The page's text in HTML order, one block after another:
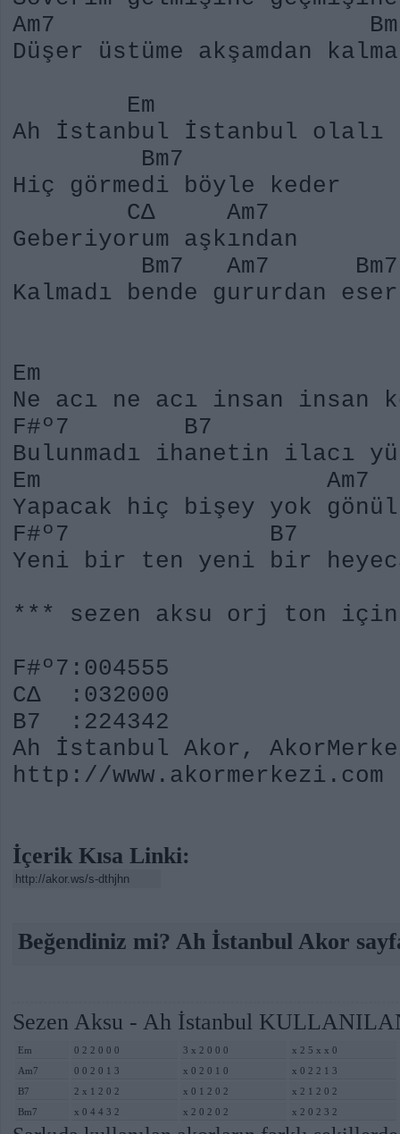
Am7
Düşer üstüme akşamdan
Em
Ah İstanbul İstanbul
Bm7
Hiç görmedi böyle
CΔ Am7
Geberiyorum
Bm7 Am7
Kalmadı bende gururdan
Em
Ne acı ne acı insan insan
F#º7 B7
Bulunmadı ihanetin ilacı
Em Am7
Yapacak hiç bişey yok
F#º7 B7
Yeni bir ten yeni bir
*** sezen aksu orj ton için
F#º7:004555
CΔ :032000
B7 :224342
Ah İstanbul Akor,
http://www.akormerkezi.com
İçerik Kısa Linki:
Beğendiniz mi? Ah İstanbul Akor
Sezen Aksu - Ah İstanbul
Em 0 2 2 0 0 0 3 x 2 0 0 0
x 2 5 x x 0
Am7
0 0 2 0 1 3 x 0 2 0 1 0
x 0 2 2 1 3
B7
2 x 1 2 0 2 x 0 1 2 0 2
x 2 1 2 0 2
Bm7
x 0 4 4 3 2 x 2 0 2 0 2 x 2 0 2 3 2